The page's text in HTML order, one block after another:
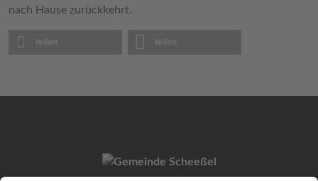
nach Hause zurückkehrt.
teilen teilen